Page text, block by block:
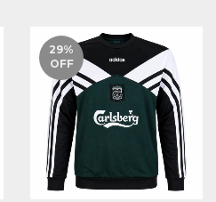
29%
OFF